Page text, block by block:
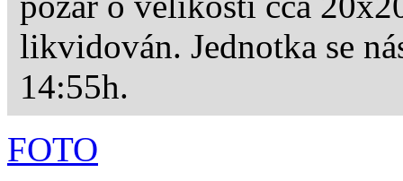
likvidován. Jednotka se
14:55h.
FOTO